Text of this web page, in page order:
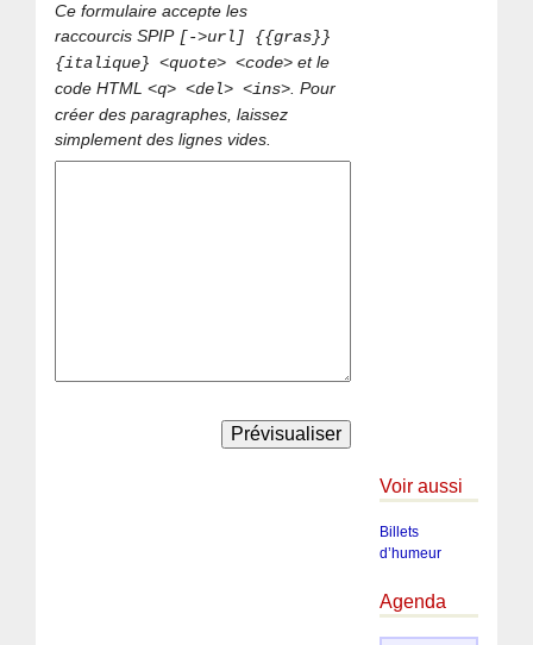
Ce formulaire accepte les
raccourcis SPIP [->url] {{gras}}
{italique} <quote> <code> et le
code HTML<q> <del> <ins>. Pour
créer des paragraphes, laissez
simplement des lignes vides.
Voir aussi
Billets
d’humeur
Agenda